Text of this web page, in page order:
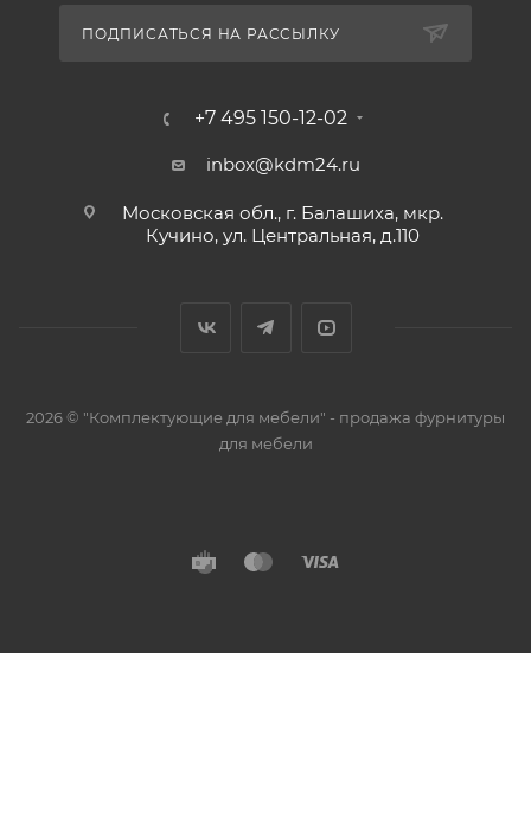
ПОДПИСАТЬСЯ НА РАССЫЛКУ
+7 495 150-12-02
inbox@kdm24.ru
Московская обл., г. Балашиха, мкр.
Кучино, ул. Центральная, д.110
2026 © "Комплектующие для мебели" - продажа фурнитуры
для мебели